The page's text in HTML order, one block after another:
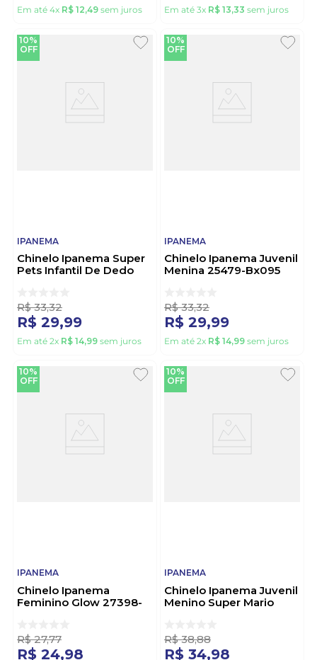
Em até 4x R$ 12,49 sem juros Em até 3x R$ 13,33 sem juros
10%
OFF
IPANEMA
Chinelo Ipanema Super
Pets Infantil De Dedo
R$ 33,32
R$ 29,99
Em até 2x R$ 14,99 sem juros
10%
OFF
IPANEMA
Chinelo Ipanema Juvenil
Menina 25479-Bx095
R$ 33,32
R$ 29,99
Em até 2x R$ 14,99 sem juros
10%
OFF
IPANEMA
Chinelo Ipanema
Feminino Glow 27398-
R$ 27,77
R$ 24,98
10%
OFF
IPANEMA
Chinelo Ipanema Juvenil
Menino Super Mario
R$ 38,88
R$ 34,98